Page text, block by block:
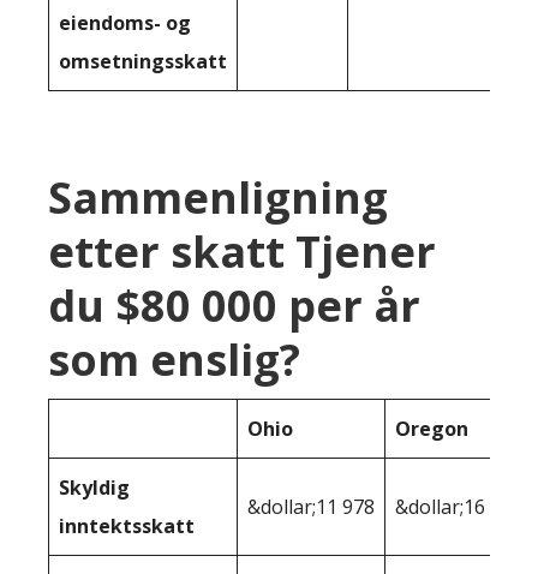
eiendoms- og
omsetningsskatt
Sammenligning
etter skatt Tjener
du $80 000 per år
som enslig?
Ohio Oregon
Skyldig
inntektsskatt
&dollar;11 978 &dollar;16 880